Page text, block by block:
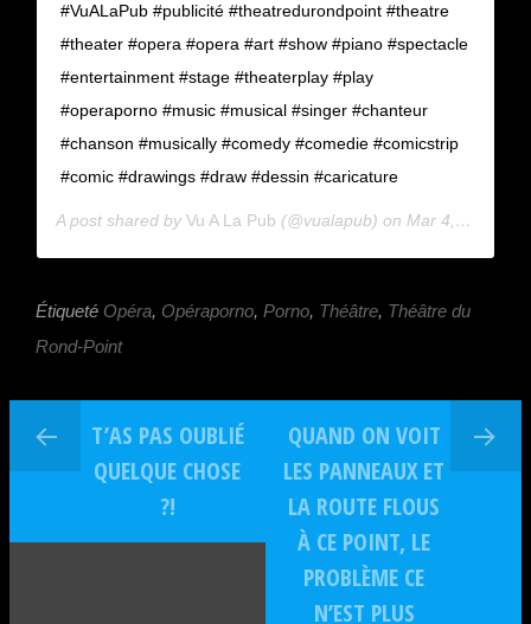
#VuALaPub #publicité #theatredurondpoint #theatre
#theater #opera #opera #art #show #piano #spectacle
#entertainment #stage #theaterplay #play
#operaporno #music #musical #singer #chanteur
#chanson #musically #comedy #comedie #comicstrip
#comic #drawings #draw #dessin #caricature
A post shared by Vu A La Pub (@vualapub) on Mar 4, 2018 at 11:51am PST
Étiqueté Opéra, Opéraporno, Porno, Théâtre, Théâtre du
Rond-Point
T’AS PAS OUBLIÉ
QUELQUE CHOSE
?!
QUAND ON VOIT
LES PANNEAUX ET
LA ROUTE FLOUS
À CE POINT, LE
PROBLÈME CE
N’EST PLUS